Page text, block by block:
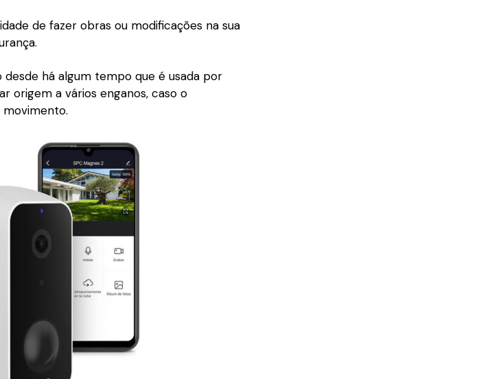
de fazer obras ou modificações na sua
há algum tempo que é usada por
origem a vários enganos, caso o